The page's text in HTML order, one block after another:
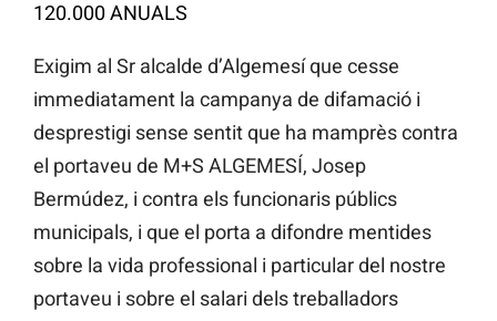
120.000 ANUALS
Exigim al Sr alcalde d’Algemesí que cesse
immediatament la campanya de difamació i
desprestigi sense sentit que ha mamprès contra
el portaveu de M+S ALGEMESÍ, Josep
Bermúdez, i contra els funcionaris públics
municipals, i que el porta a difondre mentides
sobre la vida professional i particular del nostre
portaveu i sobre el salari dels treballadors